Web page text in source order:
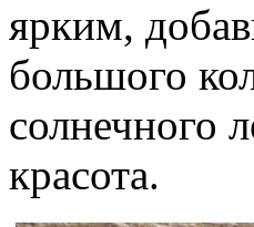
ярким,
большого
солнечного
красота.